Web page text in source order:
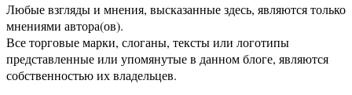
Любые взгляды и мнения, высказанные здесь, являются только
мнениями автора(ов).
Все торговые марки, слоганы, тексты или логотипы
представленные или упомянутые в данном блоге, являются
собственностью их владельцев.